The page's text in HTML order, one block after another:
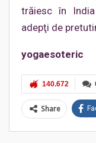
trăiesc în
adepţi de
yogaesoteric
140.672
Share